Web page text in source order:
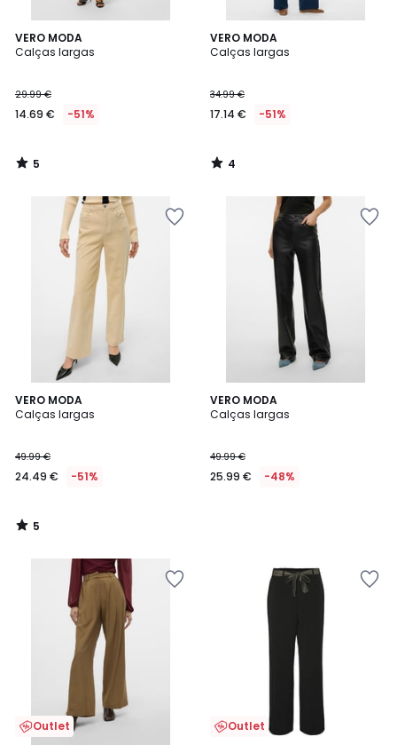
VERO MODA
Calças largas
29.99 €
14.69 € -51%
5
/
5
/
VERO MODA
Calças largas
34.99 €
17.14 € -51%
4
/
4
/
VERO MODA
Calças largas
49.99 €
24.49 € -51%
5
/
5
/
VERO MODA
Calças largas
49.99 €
25.99 € -48%
Outlet Outlet